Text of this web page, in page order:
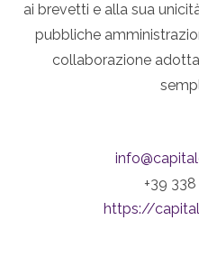
ai brevetti e alla sua
pubbliche
collaborazione
+39
https://